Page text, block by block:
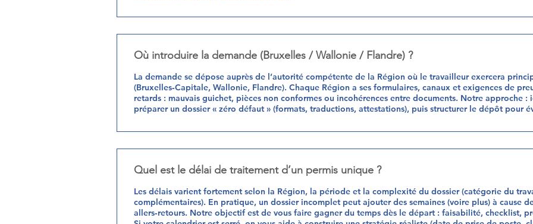
Où introduire la demande (Bruxelles / Wallonie / Flandre) ?
La demande se dépose auprès de l’autorité compétente de la Région où le travailleur exercera
(Bruxelles‑Capitale, Wallonie, Flandre). Chaque Région a ses formulaires, canaux et exigences de
retards : mauvais guichet, pièces non conformes ou incohérences entre documents. Notre approche
préparer un dossier « zéro défaut » (formats, traductions, attestations), puis structurer le dépôt pour
Quel est le délai de traitement d’un permis unique ?
Les délais varient fortement selon la Région, la période et la complexité du dossier (catégorie du
complémentaires). En pratique, un dossier incomplet peut ajouter des semaines (voire plus) à cause
allers‑retours. Notre objectif est de vous faire gagner du temps dès le départ : faisabilité, checklist,